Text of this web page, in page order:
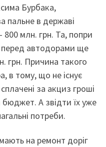
Бурбака,
пальне в державі
800 млн. грн. Та, попри
перед автодорами ще
грн. Причина такого
в тому, що не існує
за акциз гроші
А звідти їх уже
потреби.
на ремонт доріг